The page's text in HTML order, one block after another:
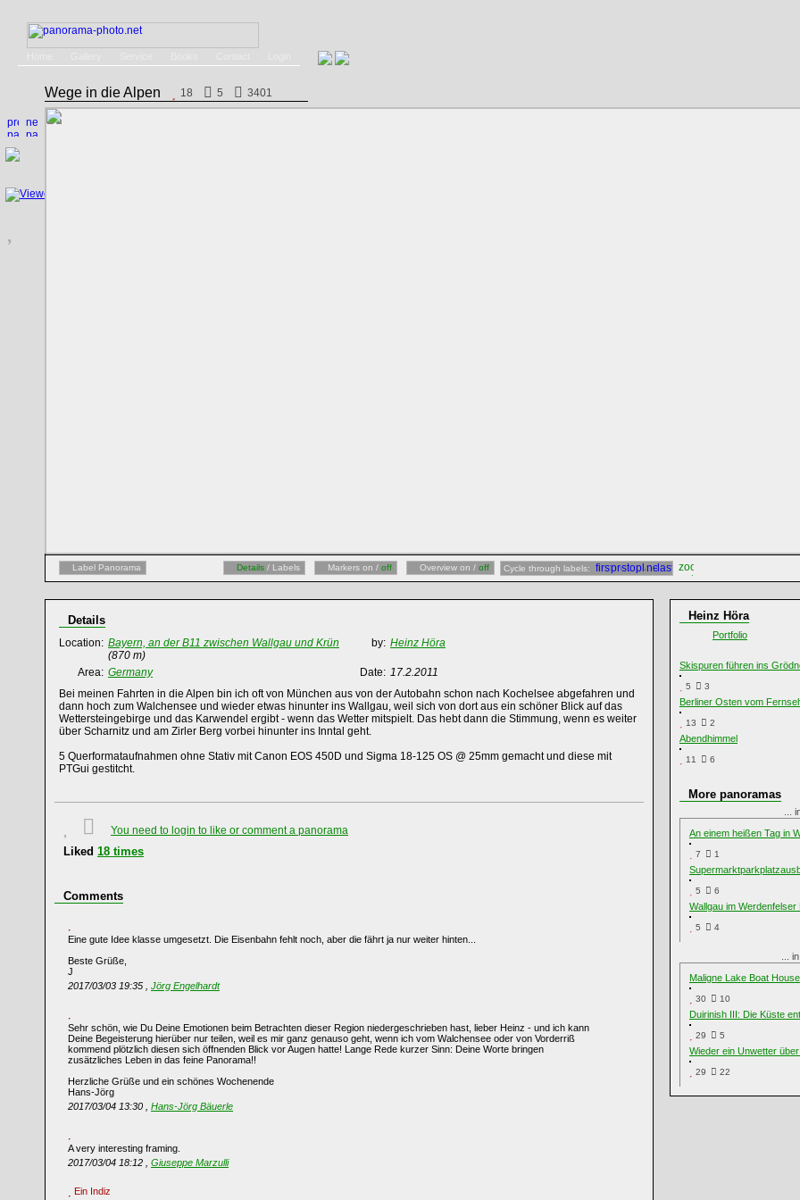
Wege in die Alpen 18 5 3401
Label Panorama Details / Labels Markers on / off Overview on / off Cycle through labels:
Details
Location: Bayern, an der B11 zwischen Wallgau und Krün
(870 m)
by: Heinz Höra
Area: Germany Date: 17.2.2011
Bei meinen Fahrten in die Alpen bin ich oft von München aus von der Autobahn schon nach Kochelsee abgefahren und
dann hoch zum Walchensee und wieder etwas hinunter ins Wallgau, weil sich von dort aus ein schöner Blick auf das
Wettersteingebirge und das Karwendel ergibt - wenn das Wetter mitspielt. Das hebt dann die Stimmung, wenn es weiter
über Scharnitz und am Zirler Berg vorbei hinunter ins Inntal geht.
5 Querformataufnahmen ohne Stativ mit Canon EOS 450D und Sigma 18-125 OS @ 25mm gemacht und diese mit
PTGui gestitcht.
You need to login to like or comment a panorama
Liked 18 times
Comments
Eine gute Idee klasse umgesetzt. Die Eisenbahn fehlt noch, aber die fährt ja nur weiter hinten...
Beste Grüße,
J
2017/03/03 19:35 , Jörg Engelhardt
Sehr schön, wie Du Deine Emotionen beim Betrachten dieser Region niedergeschrieben hast, lieber Heinz - und ich kann
Deine Begeisterung hierüber nur teilen, weil es mir ganz genauso geht, wenn ich vom Walchensee oder von Vorderriß
kommend plötzlich diesen sich öffnenden Blick vor Augen hatte! Lange Rede kurzer Sinn: Deine Worte bringen
zusätzliches Leben in das feine Panorama!!
Herzliche Grüße und ein schönes Wochenende
Hans-Jörg
2017/03/04 13:30 , Hans-Jörg Bäuerle
A very interesting framing.
2017/03/04 18:12 , Giuseppe Marzulli
Ein Indiz
Heinz Höra
Portfolio
Skispuren führen ins
5 3
Berliner Osten vom
13 2
Abendhimmel
11 6
More panoramas
...
An einem heißen Tag in
7 1
5 6
Wallgau im Werdenfelser
5 4
...
Maligne Lake Boat House
30 10
Duirinish III: Die Küste
29 5
Wieder ein Unwetter
29 22